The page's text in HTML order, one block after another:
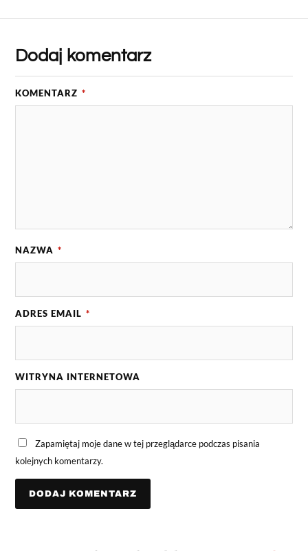
Dodaj komentarz
KOMENTARZ *
NAZWA *
ADRES EMAIL *
WITRYNA INTERNETOWA
Zapamiętaj moje dane w tej przeglądarce podczas pisania
kolejnych komentarzy.